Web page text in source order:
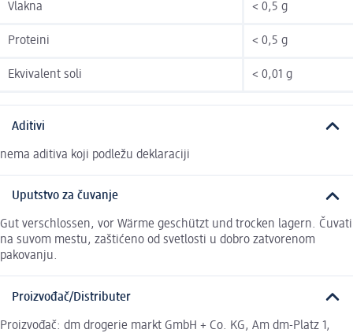
Vlakna < 0,5 g
Proteini < 0,5 g
Ekvivalent soli < 0,01 g
Aditivi
nema aditiva koji podležu deklaraciji
Uputstvo za čuvanje
Gut verschlossen, vor Wärme geschützt und trocken lagern. Čuvati
na suvom mestu, zaštićeno od svetlosti u dobro zatvorenom
pakovanju.
Proizvođač/Distributer
Proizvođač: dm drogerie markt GmbH + Co. KG, Am dm-Platz 1,